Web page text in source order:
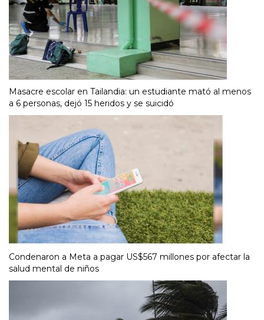
Masacre escolar en Tailandia: un estudiante mató al menos
a 6 personas, dejó 15 heridos y se suicidó
Condenaron a Meta a pagar US$567 millones por afectar la
salud mental de niños